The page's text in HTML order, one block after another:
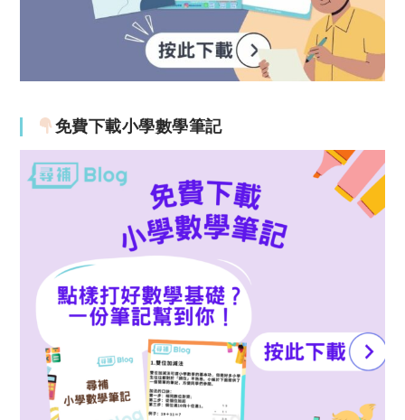
免費下載小學數學筆記